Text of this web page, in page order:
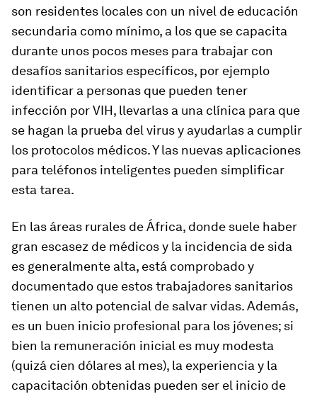
son residentes locales con un nivel de educación
secundaria como mínimo, a los que se capacita
durante unos pocos meses para trabajar con
desafíos sanitarios específicos, por ejemplo
identificar a personas que pueden tener
infección por VIH, llevarlas a una clínica para que
se hagan la prueba del virus y ayudarlas a cumplir
los protocolos médicos. Y las nuevas aplicaciones
para teléfonos inteligentes pueden simplificar
esta tarea.
En las áreas rurales de África, donde suele haber
gran escasez de médicos y la incidencia de sida
es generalmente alta, está comprobado y
documentado que estos trabajadores sanitarios
tienen un alto potencial de salvar vidas. Además,
es un buen inicio profesional para los jóvenes; si
bien la remuneración inicial es muy modesta
(quizá cien dólares al mes), la experiencia y la
capacitación obtenidas pueden ser el inicio de